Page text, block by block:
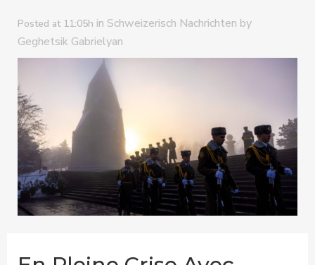
Posted at 11:05h in Schweizerisch Nachrichten by
Geghetsik Gabrielyan